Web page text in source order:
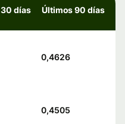
días Últimos 90 días
0,4626
0,4505